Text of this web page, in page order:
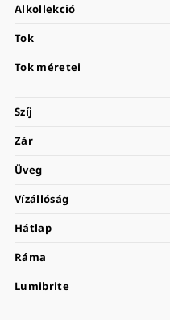
Alkollekció
Tok
Tok méretei
Szíj
Zár
Üveg
Vízállóság
Hátlap
Ráma
Lumibrite